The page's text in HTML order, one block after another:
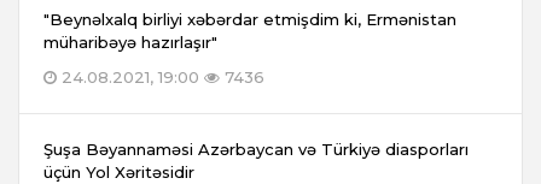
"Beynəlxalq birliyi xəbərdar etmişdim ki, Ermənistan
müharibəyə hazırlaşır"
24.08.2021, 19:00
7436
Şuşa Bəyannaməsi Azərbaycan və Türkiyə diasporları
üçün Yol Xəritəsidir